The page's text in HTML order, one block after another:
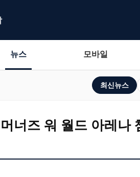
뉴스 모바일
최신뉴스
너즈 워 월드 아레나